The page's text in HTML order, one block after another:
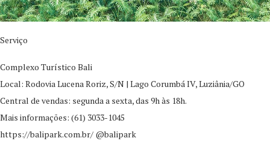
Serviço
Complexo Turístico Bali
Local: Rodovia Lucena Roriz, S/N | Lago Corumbá IV, Luziânia/GO
Central de vendas: segunda a sexta, das 9h às 18h.
Mais informações: (61) 3033-1045
https://balipark.com.br/ @balipark